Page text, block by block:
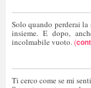
Solo quando perderai
insieme. E dopo,
incolmabile vuoto. (
Ti cerco come se mi